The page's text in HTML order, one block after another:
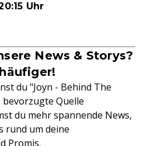
Uhr
News & Storys?
du "Joyn - Behind The
bevorzugte Quelle
du mehr spannende News,
rund um deine
Promis.